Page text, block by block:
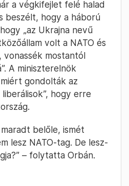
2025. February 22.
– 15:35
és a magyarok
soha nem lesz az
szerinte nem a
a végkifejlet felé halad
beszélt, hogy a háború
„az Ukrajna nevű
volt a NATO és